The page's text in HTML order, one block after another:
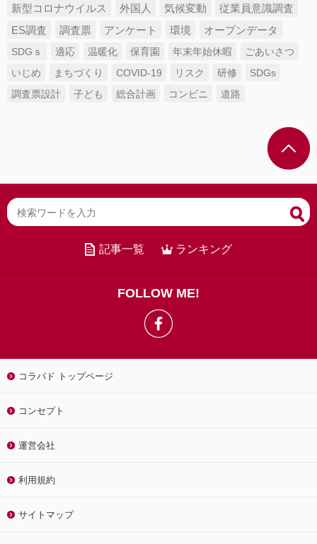
新型コロナウイルス
外国人 気候変動
従業員意識調査
ES調査
調査票 アンケート 環境
オープンデータ
SDGｓ
適応 温暖化 保育園 年末年始休暇
ごあいさつ
いじめ
まちづくり COVID-19 リスク 研修
SDGs
調査票設計
子ども 総合計画 コンビニ 道路
記事一覧 ランキング
FOLLOW ME!
コラバド トップページ
コンセプト
運営会社
利用規約
サイトマップ